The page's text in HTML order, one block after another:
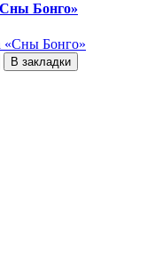
Бонго»
В закладки